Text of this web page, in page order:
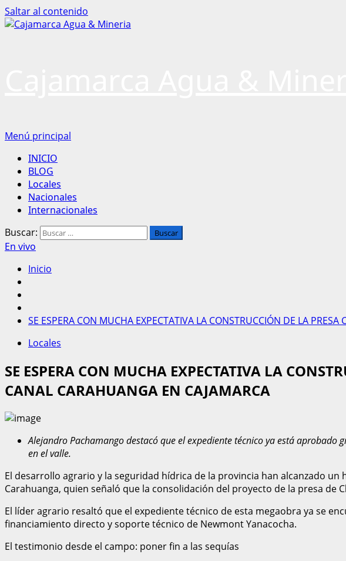
Saltar al contenido
Menú principal
INICIO
BLOG
Locales
Nacionales
Internacionales
Buscar:
En vivo
Inicio
SE ESPERA CON MUCHA EXPECTATIVA LA CONSTRUCCIÓN DE LA
Locales
SE ESPERA CON MUCHA EXPECTATIVA LA
CANAL CARAHUANGA EN CAJAMARCA
Alejandro Pachamango destacó que el expediente técnico ya está
en el valle.
El desarrollo agrario y la seguridad hídrica de la provincia han alcanzado
Carahuanga, quien señaló que la consolidación del proyecto de la presa
El líder agrario resaltó que el expediente técnico de esta megaobra ya se
financiamiento directo y soporte técnico de Newmont Yanacocha.
El testimonio desde el campo: poner fin a las sequías